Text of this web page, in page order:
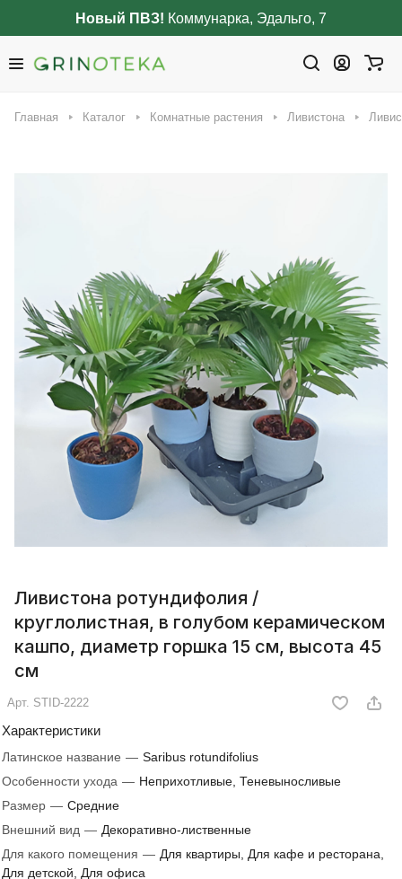
Новый ПВЗ! Коммунарка, Эдальго, 7
Главная Каталог Комнатные растения Ливистона
Ливистона ротундифолия /
круглолистная, в голубом керамическом
кашпо, диаметр горшка 15 см, высота 45
см
Арт. STID-2222
Характеристики
Латинское название — Saribus rotundifolius
Особенности ухода — Неприхотливые, Теневыносливые
Размер — Средние
Внешний вид — Декоративно-лиственные
Для какого помещения — Для квартиры, Для кафе и ресторана,
Для детской, Для офиса